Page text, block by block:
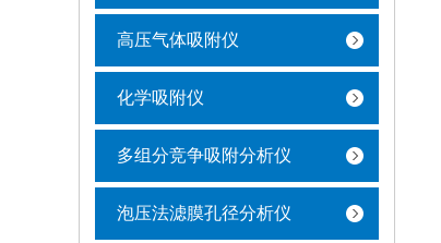
高压气体吸附仪
化学吸附仪
多组分竞争吸附分析仪
泡压法滤膜孔径分析仪